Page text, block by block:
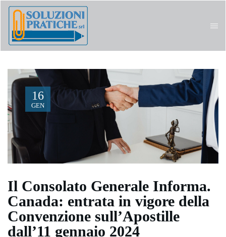
16
GEN
Il Consolato Generale Informa.
Canada: entrata in vigore della
Convenzione sull’Apostille
dall’11 gennaio 2024